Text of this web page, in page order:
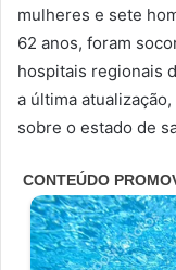
mulheres e sete
62 anos, foram
hospitais regionais
a última
sobre o estado de